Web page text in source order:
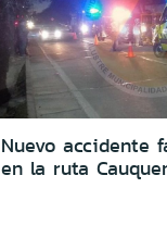
Nuevo accidente
en la ruta